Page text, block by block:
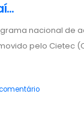
nacional de
pelo Cietec